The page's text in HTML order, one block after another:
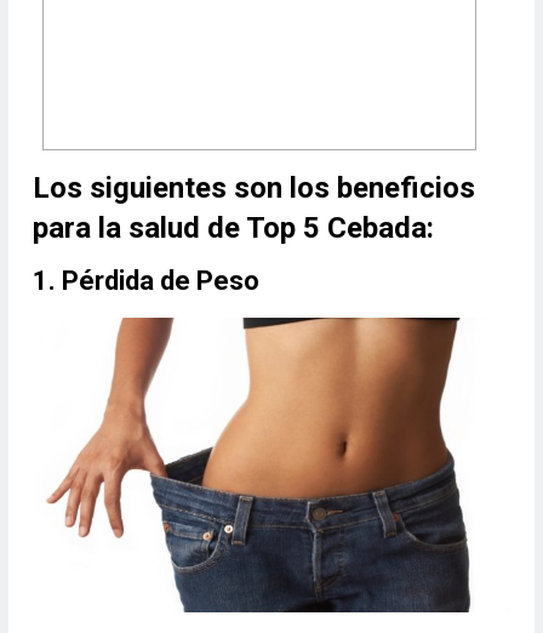
Los siguientes son los beneficios
para la salud de Top 5 Cebada:
1. Pérdida de Peso